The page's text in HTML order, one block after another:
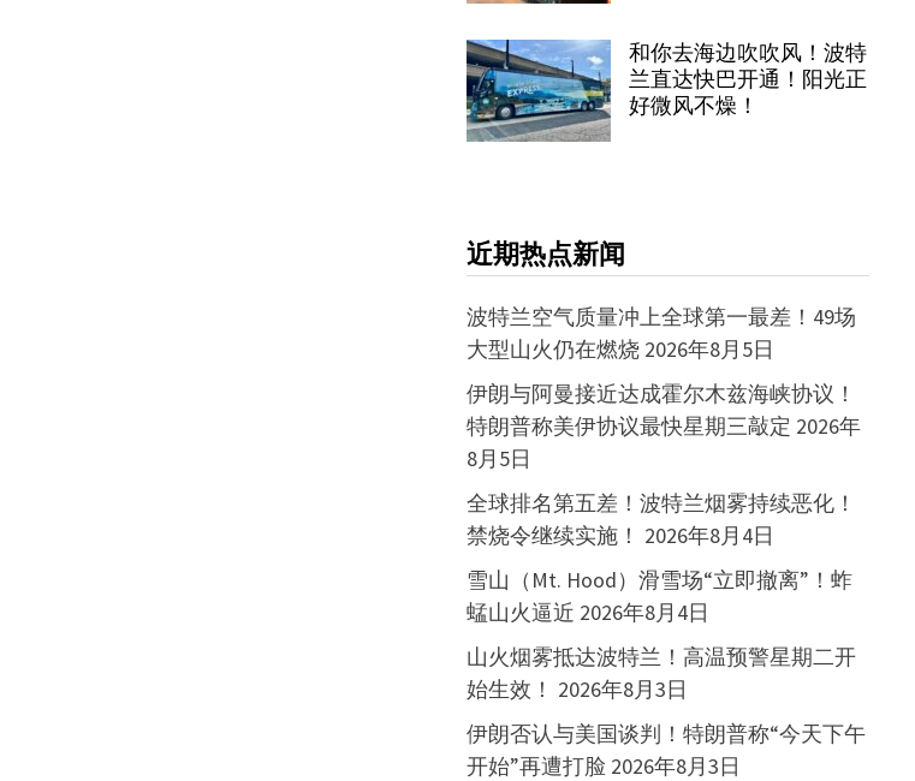
和你去海边吹吹风！波特
兰直达快巴开通！阳光正
好微风不燥！
近期热点新闻
波特兰空气质量冲上全球第一最差！49场
大型山火仍在燃烧 2026年8月5日
伊朗与阿曼接近达成霍尔木兹海峡协议！
特朗普称美伊协议最快星期三敲定 2026年
8月5日
全球排名第五差！波特兰烟雾持续恶化！
禁烧令继续实施！ 2026年8月4日
雪山（Mt. Hood）滑雪场“立即撤离”！蚱
蜢山火逼近 2026年8月4日
山火烟雾抵达波特兰！高温预警星期二开
始生效！ 2026年8月3日
伊朗否认与美国谈判！特朗普称“今天下午
开始”再遭打脸 2026年8月3日